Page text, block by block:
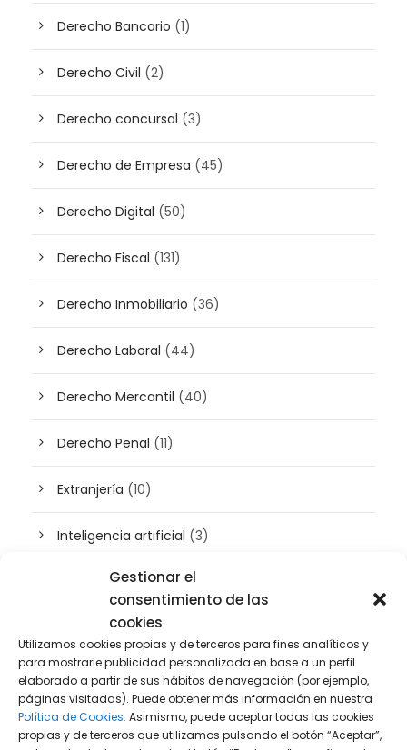
Gestionar el
consentimiento de las
cookies
Utilizamos cookies propias y de terceros para fines analíticos y
para mostrarle publicidad personalizada en base a un perfil
elaborado a partir de sus hábitos de navegación (por ejemplo,
páginas visitadas). Puede obtener más información en nuestra
Política de Cookies. Asimismo, puede aceptar todas las cookies
propias y de terceros que utilizamos pulsando el botón “Aceptar”,
Derecho Bancario (1)
Derecho Civil (2)
Derecho concursal (3)
Derecho de Empresa (45)
Derecho Digital (50)
Derecho Fiscal (131)
Derecho Inmobiliario (36)
Derecho Laboral (44)
Derecho Mercantil (40)
Derecho Penal (11)
Extranjería (10)
Inteligencia artificial (3)
Patrimonio(5)
Plusvalía(2)
Prensa(2)
Propiedad intelectual e industrial(13)